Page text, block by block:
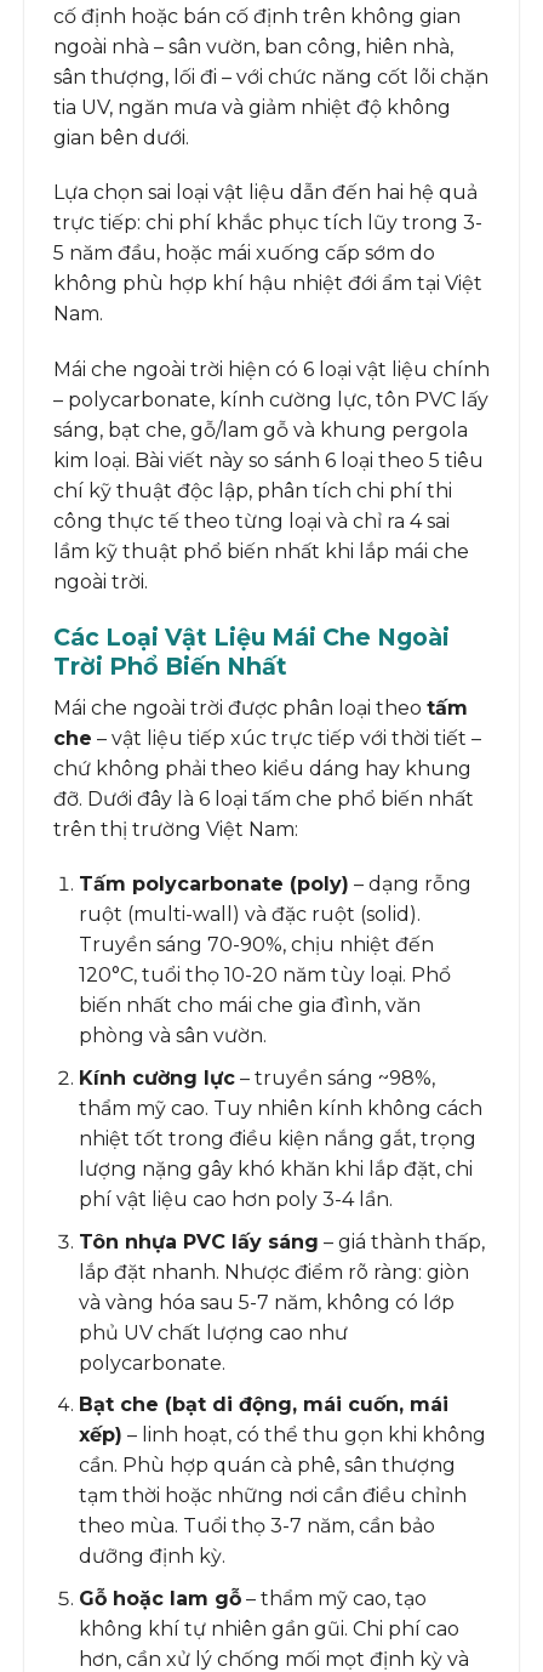
cố định hoặc bán cố định trên không gian
ngoài nhà – sân vườn, ban công, hiên nhà,
sân thượng, lối đi – với chức năng cốt lõi chặn
tia UV, ngăn mưa và giảm nhiệt độ không
gian bên dưới.
Lựa chọn sai loại vật liệu dẫn đến hai hệ quả
trực tiếp: chi phí khắc phục tích lũy trong 3-
5 năm đầu, hoặc mái xuống cấp sớm do
không phù hợp khí hậu nhiệt đới ẩm tại Việt
Nam.
Mái che ngoài trời hiện có 6 loại vật liệu chính
– polycarbonate, kính cường lực, tôn PVC lấy
sáng, bạt che, gỗ/lam gỗ và khung pergola
kim loại. Bài viết này so sánh 6 loại theo 5 tiêu
chí kỹ thuật độc lập, phân tích chi phí thi
công thực tế theo từng loại và chỉ ra 4 sai
lầm kỹ thuật phổ biến nhất khi lắp mái che
ngoài trời.
Các Loại Vật Liệu Mái Che Ngoài
Trời Phổ Biến Nhất
Mái che ngoài trời được phân loại theo tấm
che – vật liệu tiếp xúc trực tiếp với thời tiết –
chứ không phải theo kiểu dáng hay khung
đỡ. Dưới đây là 6 loại tấm che phổ biến nhất
trên thị trường Việt Nam:
Tấm polycarbonate (poly) – dạng rỗng
ruột (multi-wall) và đặc ruột (solid).
Truyền sáng 70-90%, chịu nhiệt đến
120°C, tuổi thọ 10-20 năm tùy loại. Phổ
biến nhất cho mái che gia đình, văn
phòng và sân vườn.
Kính cường lực– truyền sáng ~98%,
thẩm mỹ cao. Tuy nhiên kính không cách
nhiệt tốt trong điều kiện nắng gắt, trọng
lượng nặng gây khó khăn khi lắp đặt, chi
phí vật liệu cao hơn poly 3-4 lần.
Tôn nhựa PVC lấy sáng – giá thành thấp,
lắp đặt nhanh. Nhược điểm rõ ràng: giòn
và vàng hóa sau 5-7 năm, không có lớp
phủ UV chất lượng cao như
polycarbonate.
Bạt che (bạt di động, mái cuốn, mái
xếp) – linh hoạt, có thể thu gọn khi không
cần. Phù hợp quán cà phê, sân thượng
tạm thời hoặc những nơi cần điều chỉnh
theo mùa. Tuổi thọ 3-7 năm, cần bảo
dưỡng định kỳ.
Gỗ hoặc lam gỗ– thẩm mỹ cao, tạo
không khí tự nhiên gần gũi. Chi phí cao
hơn, cần xử lý chống mối mọt định kỳ và